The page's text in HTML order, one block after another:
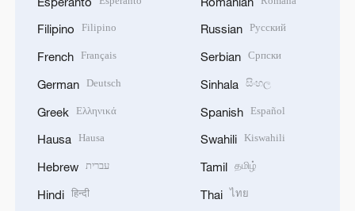
Filipino Filipino
French Français
German Deutsch
Greek Ελληνικά
Hausa Hausa
Hebrew עברית
Hindi हिन्दी
Russian Русский
Serbian Српски
Sinhala සිංහල
Spanish Español
Swahili Kiswahili
Tamil தமிழ்
Thai ไทย